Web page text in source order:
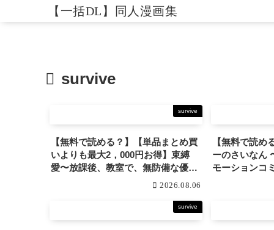
【一括DL】同人漫画集
survive
survive
【無料で読める？】【単品まとめ買
いよりも最大2，000円お得】束縛
愛〜放課後、教室で、無防備な優等
2026.08.06
【無料で読め
ーのさいなん
モーションコ
survive